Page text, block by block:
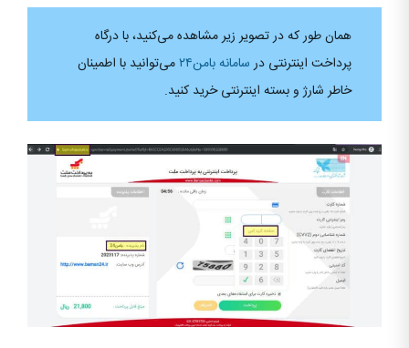
همان طور که در تصویر زیر مشاهده می‌کنید، با درگاه
پرداخت اینترنتی درسامانه بامن۲۴
می‌توانید با اطمینان
خاطر شارژ و بسته اینترنتی خرید کنید.